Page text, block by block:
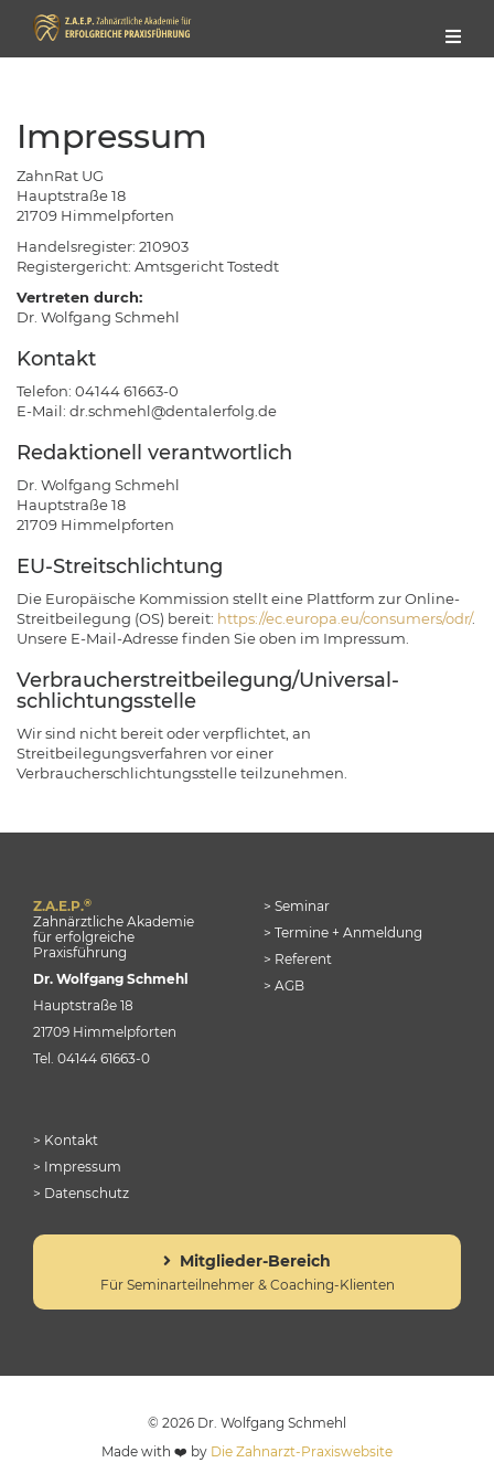
Impressum
ZahnRat UG
Hauptstraße 18
21709 Himmelpforten
Handelsregister: 210903
Registergericht: Amtsgericht Tostedt
Vertreten durch:
Dr. Wolfgang Schmehl
Kontakt
Telefon: 04144 61663-0
E-Mail: dr.schmehl@dentalerfolg.de
Redaktionell verantwortlich
Dr. Wolfgang Schmehl
Hauptstraße 18
21709 Himmelpforten
EU-Streitschlichtung
Die Europäische Kommission stellt eine Plattform zur Online-
Streitbeilegung (OS) bereit: https://ec.europa.eu/consumers/odr/.
Unsere E-Mail-Adresse finden Sie oben im Impressum.
Verbraucher­streit­beilegung/Universal­
schlichtungs­stelle
Wir sind nicht bereit oder verpflichtet, an
Streitbeilegungsverfahren vor einer
Verbraucherschlichtungsstelle teilzunehmen.
Z.A.E.P.®
Zahnärztliche Akademie
für erfolgreiche
Praxisführung
Dr. Wolfgang Schmehl
Hauptstraße 18
21709 Himmelpforten
Tel. 04144 61663-0
> Seminar
> Termine + Anmeldung
> Referent
> AGB
> Kontakt
> Impressum
> Datenschutz
Mitglieder-Bereich
Für Seminarteilnehmer & Coaching-Klienten
© 2026 Dr. Wolfgang Schmehl
Made with ❤️ by Die Zahnarzt-Praxiswebsite